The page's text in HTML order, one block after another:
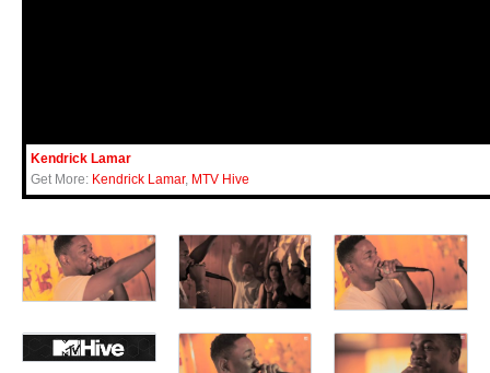
Kendrick Lamar
Get More: Kendrick Lamar, MTV Hive